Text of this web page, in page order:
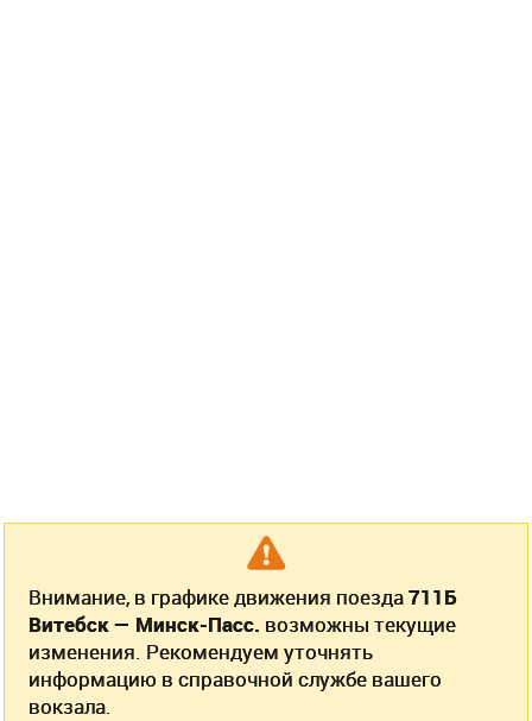
Внимание, в графике движения поезда711Б
Витебск — Минск-Пасс. возможны текущие
изменения. Рекомендуем уточнять
информацию в справочной службе вашего
вокзала.